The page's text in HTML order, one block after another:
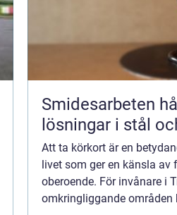
Smidesarbeten hållbara
lösningar i stål
Att ta körkort är en
livet som ger en känsla av
oberoende. För invånare i
omkringliggande områden